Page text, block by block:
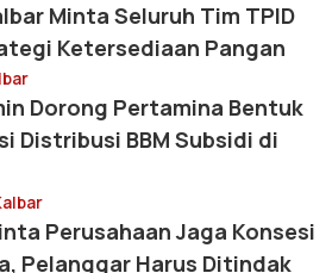
Minta Seluruh Tim TPID
Ketersediaan Pangan
Dorong Pertamina Bentuk
Distribusi BBM Subsidi di
Perusahaan Jaga Konsesi
Pelanggar Harus Ditindak